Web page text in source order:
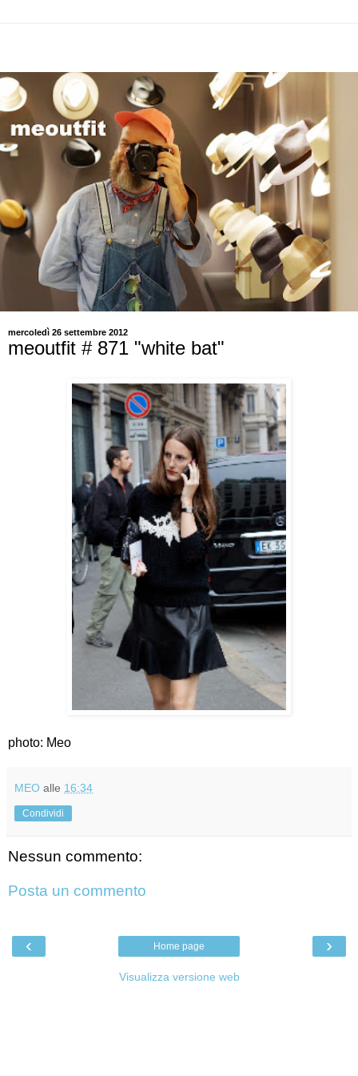
mercoledì 26 settembre 2012
meoutfit # 871 "white bat"
photo: Meo
MEO alle 16:34
Condividi
Nessun commento:
Posta un commento
‹ ›
Home page
Visualizza versione web